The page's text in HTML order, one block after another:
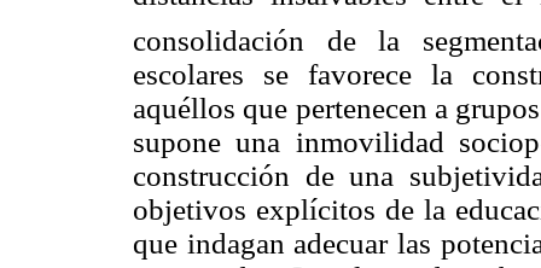
consolidación de la
escolares se favorece la
aquéllos que pertenecen a
supone una inmovilidad
construcción de una
objetivos explícitos de la
que indagan adecuar las